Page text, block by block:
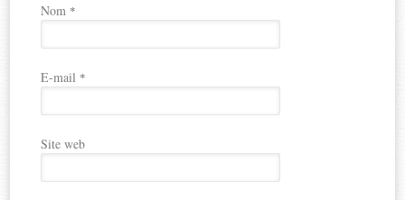
Nom *
E-mail *
Site web